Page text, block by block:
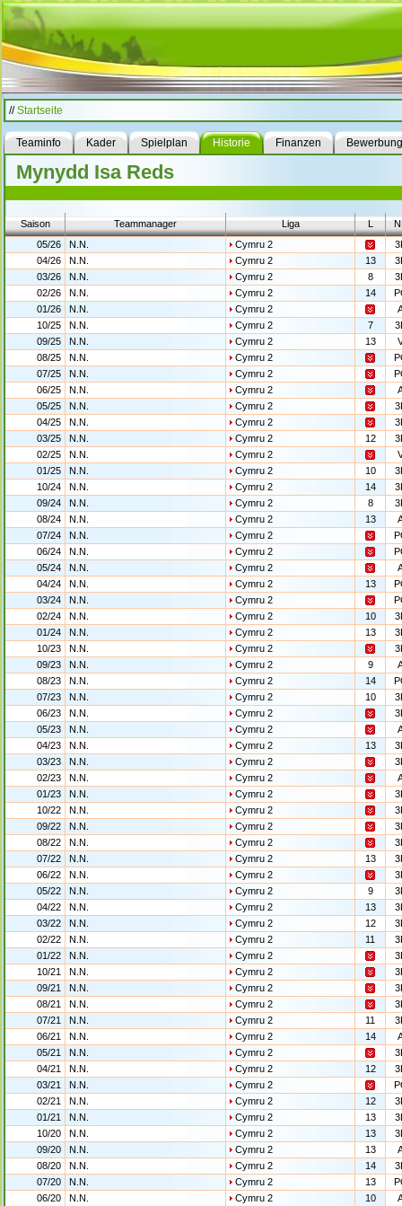
//Startseite
Teaminfo Kader Spielplan Historie Finanzen Bewerbung
Mynydd Isa Reds
Saison Teammanager Liga L
05/26
N.N. Cymru 2
04/26
N.N. Cymru 2 13
03/26
N.N. Cymru 2 8
02/26
N.N. Cymru 2 14
01/26
N.N. Cymru 2
10/25
N.N. Cymru 2 7
09/25
N.N. Cymru 2 13
08/25
N.N. Cymru 2
07/25
N.N. Cymru 2
06/25
N.N. Cymru 2
05/25
N.N. Cymru 2
04/25
N.N. Cymru 2
03/25
N.N. Cymru 2 12
02/25
N.N. Cymru 2
01/25
N.N. Cymru 2 10
10/24
N.N. Cymru 2 14
09/24
N.N. Cymru 2 8
08/24
N.N. Cymru 2 13
07/24
N.N. Cymru 2
06/24
N.N. Cymru 2
05/24
N.N. Cymru 2
04/24
N.N. Cymru 2 13
03/24
N.N. Cymru 2
02/24
N.N. Cymru 2 10
01/24
N.N. Cymru 2 13
10/23
N.N. Cymru 2
09/23
N.N. Cymru 2 9
08/23
N.N. Cymru 2 14
07/23
N.N. Cymru 2 10
06/23
N.N. Cymru 2
05/23
N.N. Cymru 2
04/23
N.N. Cymru 2 13
03/23
N.N. Cymru 2
02/23
N.N. Cymru 2
01/23
N.N. Cymru 2
10/22
N.N. Cymru 2
09/22
N.N. Cymru 2
08/22
N.N. Cymru 2
07/22
N.N. Cymru 2 13
06/22
N.N. Cymru 2
05/22
N.N. Cymru 2 9
04/22
N.N. Cymru 2 13
03/22
N.N. Cymru 2 12
02/22
N.N. Cymru 2 11
01/22
N.N. Cymru 2
10/21
N.N. Cymru 2
09/21
N.N. Cymru 2
08/21
N.N. Cymru 2
07/21
N.N. Cymru 2 11
06/21
N.N. Cymru 2 14
05/21
N.N. Cymru 2
04/21
N.N. Cymru 2 12
03/21
N.N. Cymru 2
02/21
N.N. Cymru 2 12
01/21
N.N. Cymru 2 13
10/20
N.N. Cymru 2 13
09/20
N.N. Cymru 2 13
08/20
N.N. Cymru 2 14
07/20
N.N. Cymru 2 13
06/20
N.N. Cymru 2 10